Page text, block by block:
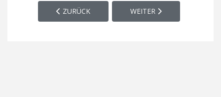
VORHERIGER BEITRAG: SPORTPLATZ,
ZURÜCK NÄCHSTER BEITRAG: OFF
WEITER